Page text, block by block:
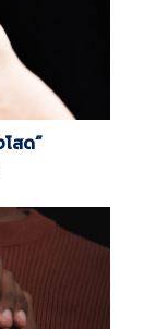
สด”